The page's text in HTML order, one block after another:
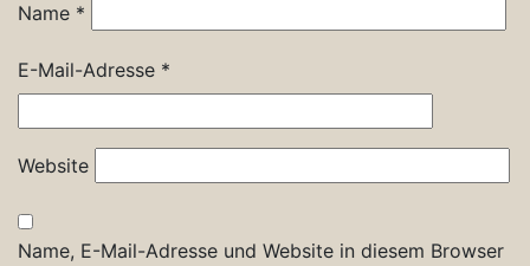
Name *
E-Mail-Adresse *
Website
Name, E-Mail-Adresse und Website in diesem Browser